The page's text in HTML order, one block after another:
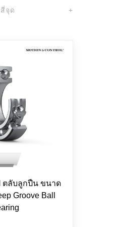
จุด +
ตลับลูกปืน ขนาด
Groove Ball